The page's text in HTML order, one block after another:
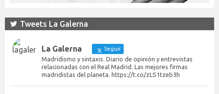
Tweets La Galerna
La Galerna Seguir
Madridismo y sintaxis. Diario de opinión y entrevistas
relacionadas con el Real Madrid. Las mejores firmas
madridistas del planeta. https://t.co/zLS1tzeb3h